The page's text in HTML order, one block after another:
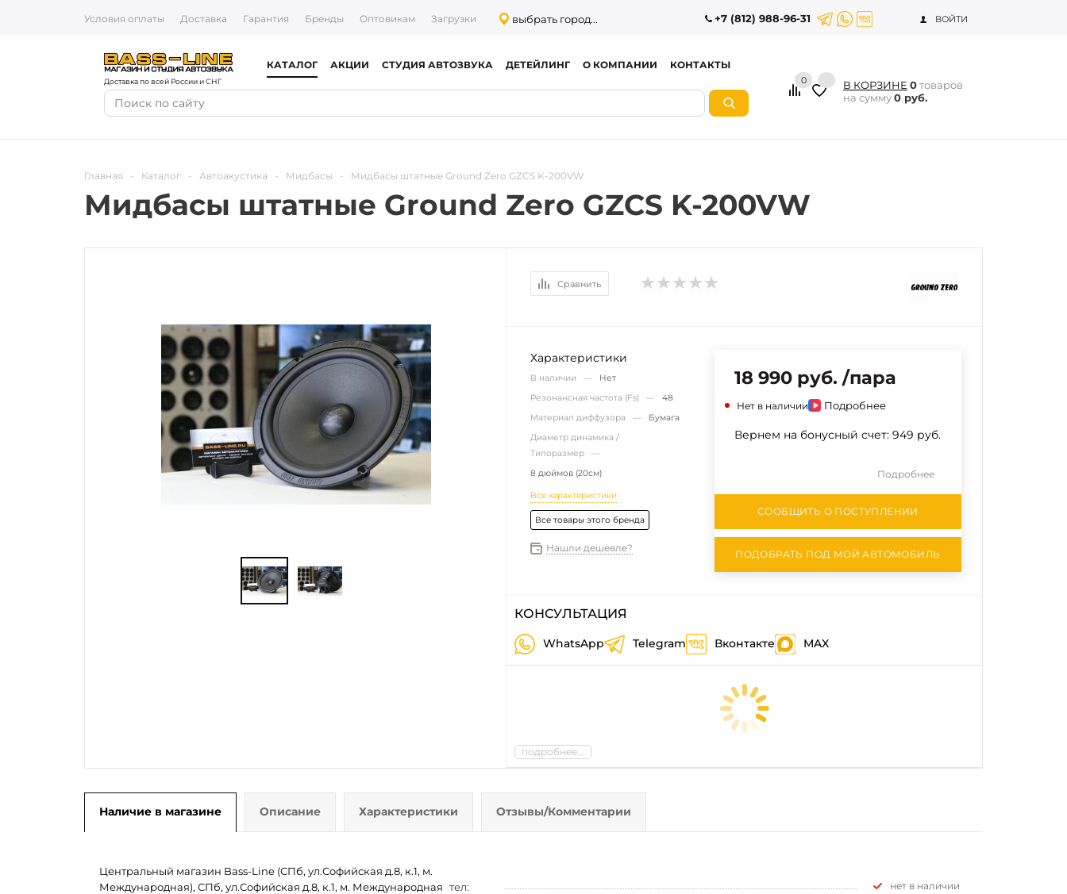
Условия оплаты Доставка Гарантия Бренды Оптовикам Загрузки выбрать город... +7 (812) 988-96-31 ВОЙТИ
Доставка по всей России и СНГ
КАТАЛОГ АКЦИИ СТУДИЯ АВТОЗВУКА ДЕТЕЙЛИНГ О КОМПАНИИ КОНТАКТЫ
0 В КОРЗИНЕ 0товаров
на сумму0 руб.
Главная - Каталог - Автоакустика - Мидбасы - Мидбасы штатные Ground Zero GZCS K-200VW
Мидбасы штатные Ground Zero GZCS K-200VW
Сравнить
Характеристики
В наличии — Нет
Резонансная частота (Fs) —48
Материал диффузора — Бумага
Диаметр динамика /
Типоразмер —
8 дюймов (20см)
Все характеристики
Все товары этого бренда
Нашли дешевле?
18 990 руб. /пара
Нет в наличии Подробнее
Вернем на бонусный счет: 949 руб.
Подробнее
СООБЩИТЬ О ПОСТУПЛЕНИИ
ПОДОБРАТЬ ПОД МОЙ АВТОМОБИЛЬ
КОНСУЛЬТАЦИЯ
WhatsApp Telegram Вконтакте MAX
подробнее...
Наличие в магазине Описание Характеристики Отзывы/Комментарии
Центральный магазин Bass-Line (СПб, ул.Софийская д.8, к.1, м.
Международная), СПб, ул.Софийская д.8, к.1, м. Международная тел:
Нет в наличии